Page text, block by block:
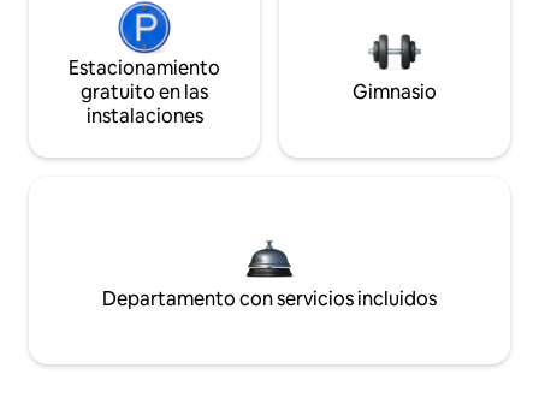
Estacionamiento
gratuito en las
instalaciones
Gimnasio
Departamento con servicios incluidos